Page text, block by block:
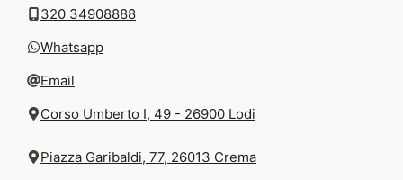
320 34908888
Whatsapp
Email
Corso Umberto I, 49 - 26900 Lodi
Piazza Garibaldi, 77, 26013 Crema